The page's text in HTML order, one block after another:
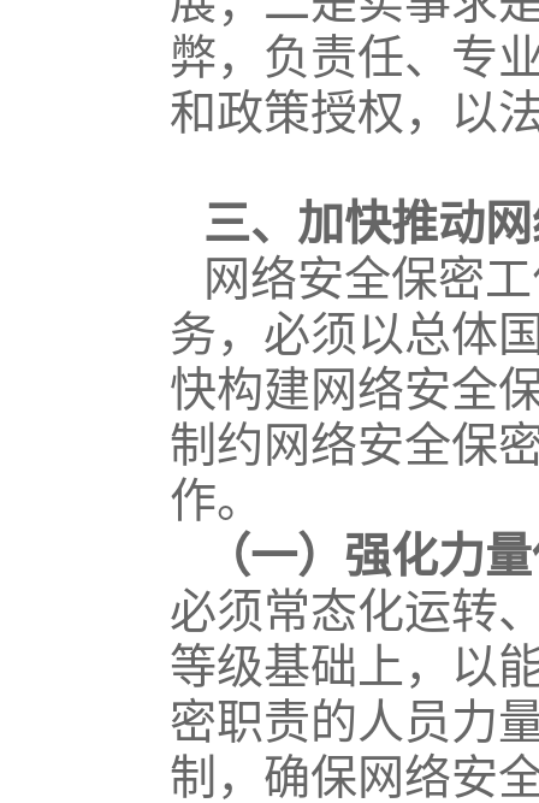
弊，负责任、专
和政策授权，以
三、加快推动
网络安全保密
务，必须以总体
快构建网络安全
制约网络安全保
作。
（一）强化力
必须常态化运转
等级基础上，以
密职责的人员力
制，确保网络安